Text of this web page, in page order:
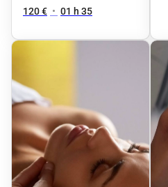
visage
120 € • 01 h 35